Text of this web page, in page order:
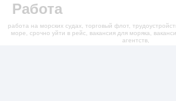
Работа
работа на морских судах, торговый флот,
море, срочно уйти в рейс, вакансия для моряка,
агентств,